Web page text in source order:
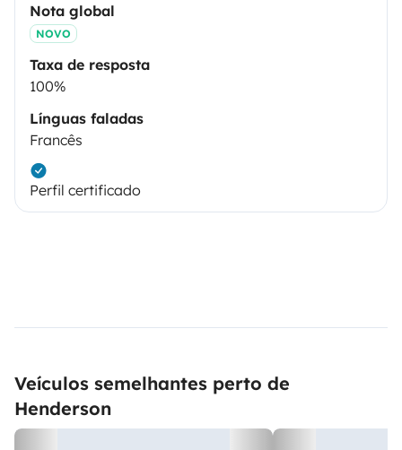
Nota global
NOVO
Taxa de resposta
100%
Línguas faladas
Francês
Perfil certificado
Veículos semelhantes perto de
Henderson